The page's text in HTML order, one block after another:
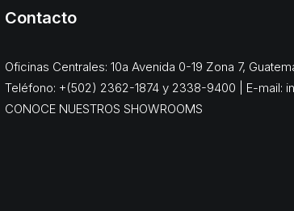
Contacto
Oficinas Centrales: 10a Avenida 0-19 Zona 7,
Teléfono: +(502) 2362-1874 y 2338-9400 | E-mail:
CONOCE NUESTROS SHOWROOMS